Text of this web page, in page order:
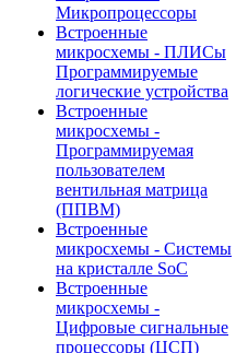
Микропроцессоры
Встроенные
микросхемы - ПЛИСы
Программируемые
логические устройства
Встроенные
микросхемы -
Программируемая
пользователем
вентильная матрица
(ППВМ)
Встроенные
микросхемы - Системы
на кристалле SoC
Встроенные
микросхемы -
Цифровые сигнальные
процессоры (ЦСП)